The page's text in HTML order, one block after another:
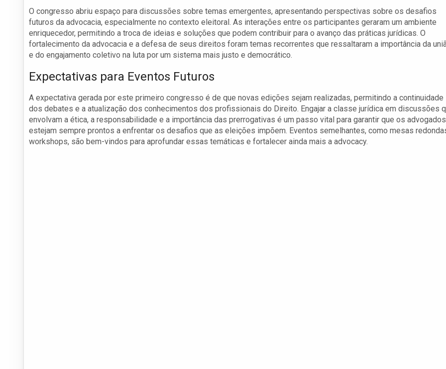
O congresso abriu espaço para discussões sobre temas emergentes, apresentando perspectivas sobre os desafios
futuros da advocacia, especialmente no contexto eleitoral. As interações entre os participantes geraram um ambiente
enriquecedor, permitindo a troca de ideias e soluções que podem contribuir para o avanço das práticas jurídicas. O
fortalecimento da advocacia e a defesa de seus direitos foram temas recorrentes que ressaltaram a importância da
e do engajamento coletivo na luta por um sistema mais justo e democrático.
Expectativas para Eventos Futuros
A expectativa gerada por este primeiro congresso é de que novas edições sejam realizadas, permitindo a continuidade
dos debates e a atualização dos conhecimentos dos profissionais do Direito. Engajar a classe jurídica em discussões
envolvam a ética, a responsabilidade e a importância das prerrogativas é um passo vital para garantir que os advogados
estejam sempre prontos a enfrentar os desafios que as eleições impõem. Eventos semelhantes, como mesas
workshops, são bem-vindos para aprofundar essas temáticas e fortalecer ainda mais a advocacy.